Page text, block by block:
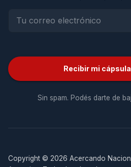
Recibir mi
Sin spam. Podés darte de
Copyright © 2026 Acercando